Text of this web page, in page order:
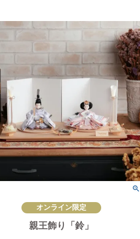
オンライン限定
親王飾り「鈴」